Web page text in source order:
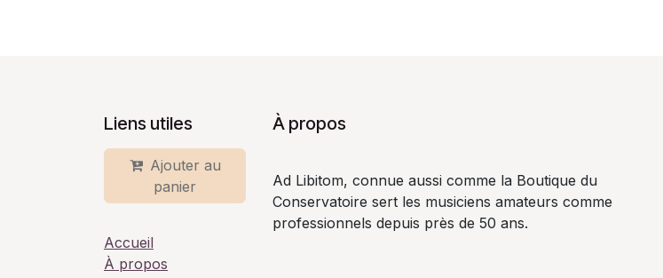
Liens utiles
Ajouter au
panier
Accueil
À propos
À propos
Ad Libitom, connue aussi comme la Boutique du
Conservatoire sert les musiciens amateurs comme
professionnels depuis près de 50 ans.